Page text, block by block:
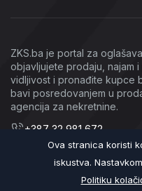
ZKS.ba je portal za
objavljujete prodaju, najam
vidljivost i pronađite kupce
bavi posredovanjem u
agencija za nekretnine.
+387 32 981 672
info@zks.ba
Ova stranica koristi
iskustva.
Politiku